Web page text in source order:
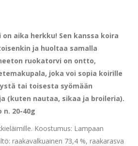
aika herkku! Sen kanssa koira
ja huoltaa samalla
ruokatorvi on ontto,
joka voi sopia koirille
tai toisesta syömään
(kuten nautaa, sikaa ja broileria).
n. 20-40g
Koostumus: Lampaan
raakavalkuainen 73,4 %, raakarasva